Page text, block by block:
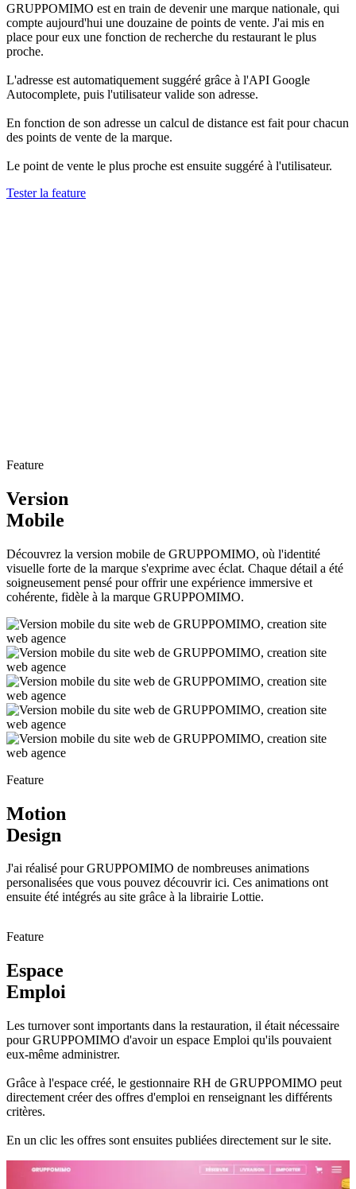
GRUPPOMIMO est en train de devenir une marque nationale, qui
compte aujourd'hui une douzaine de points de vente. J'ai mis en
place pour eux une fonction de recherche du restaurant le plus
proche.
L'adresse est automatiquement suggéré grâce à l'API Google
Autocomplete, puis l'utilisateur valide son adresse.
En fonction de son adresse un calcul de distance est fait pour chacun
des points de vente de la marque.
Le point de vente le plus proche est ensuite suggéré à l'utilisateur.
Tester la feature
Feature
Version
Mobile
Découvrez la version mobile de GRUPPOMIMO, où l'identité
visuelle forte de la marque s'exprime avec éclat. Chaque détail a été
soigneusement pensé pour offrir une expérience immersive et
cohérente, fidèle à la marque GRUPPOMIMO.
Feature
Motion
Design
J'ai réalisé pour GRUPPOMIMO de nombreuses animations
personalisées que vous pouvez découvrir ici. Ces animations ont
ensuite été intégrés au site grâce à la librairie Lottie.
Feature
Espace
Emploi
Les turnover sont importants dans la restauration, il était nécessaire
pour GRUPPOMIMO d'avoir un espace Emploi qu'ils pouvaient
eux-même administrer.
Grâce à l'espace créé, le gestionnaire RH de GRUPPOMIMO peut
directement créer des offres d'emploi en renseignant les différents
critères.
En un clic les offres sont ensuites publiées directement sur le site.